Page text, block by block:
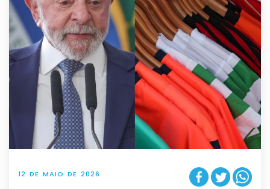
12 DE MAIO DE 2026